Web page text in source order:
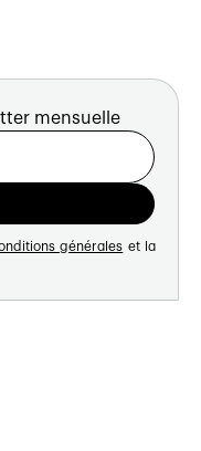
mensuelle
générales et la